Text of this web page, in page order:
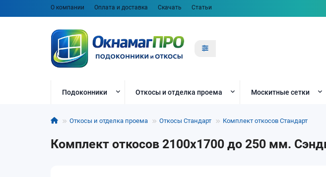
О компании Оплата и доставка Скачать Статьи
Подоконники Откосы и отделка проема Москитные сетки
Откосы и отделка проема Откосы Стандарт Комплект откосов Стандарт
Комплект откосов 2100x1700 до 250 мм.